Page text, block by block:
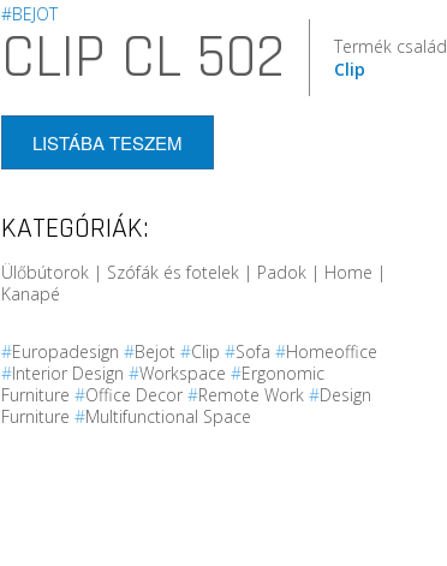
#BEJOT
CLIP CL 502
Termék család
Clip
LISTÁBA TESZEM
KATEGÓRIÁK:
Ülőbútorok | Szófák és fotelek | Padok | Home |
Kanapé
#Europadesign #Bejot #Clip #Sofa #Homeoffice
#Interior Design #Workspace #Ergonomic
Furniture #Office Decor #Remote Work #Design
Furniture #Multifunctional Space